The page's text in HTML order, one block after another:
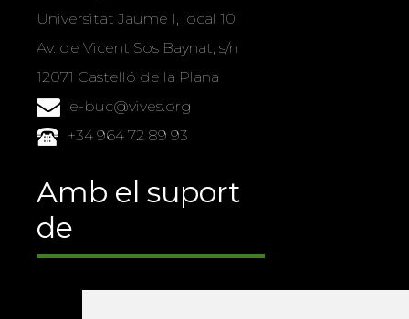
Universitat Jaume I, local 10
Av. de Vicent Sos Baynat, s/n
12071 Castelló de la Plana
e-buc@vives.org
+34 964 72 89 93
Amb el suport
de